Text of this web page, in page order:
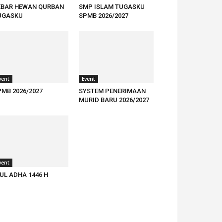
HEWAN QURBAN
SMP ISLAM TUGASKU
SPMB 2026/2027
2026/2027
Event
SYSTEM PENERIMAAN
MURID BARU 2026/2027
ADHA 1446 H